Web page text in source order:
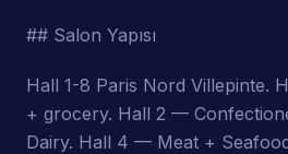
## Salon Yapısı
Hall 1-8 Paris Nord Villepinte.
+ grocery. Hall 2 —
Dairy. Hall 4 — Meat +